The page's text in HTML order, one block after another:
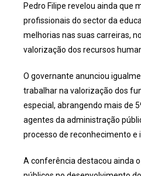
Pedro Filipe revelou ainda que
profissionais do sector da
melhorias nas suas carreiras,
valorização dos recursos
O governante anunciou
trabalhar na valorização dos
especial, abrangendo mais de
agentes da administração
processo de reconhecimento e
A conferência destacou ainda